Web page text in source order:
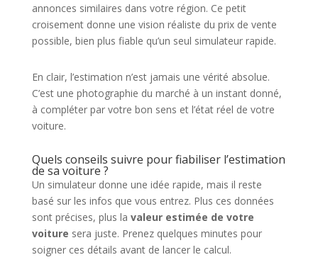
annonces similaires dans votre région. Ce petit
croisement donne une vision réaliste du prix de vente
possible, bien plus fiable qu’un seul simulateur rapide.
En clair, l’estimation n’est jamais une vérité absolue.
C’est une photographie du marché à un instant donné,
à compléter par votre bon sens et l’état réel de votre
voiture.
Quels conseils suivre pour fiabiliser l’estimation
de sa voiture ?
Un simulateur donne une idée rapide, mais il reste
basé sur les infos que vous entrez. Plus ces données
sont précises, plus la valeur estimée de votre
voiture sera juste. Prenez quelques minutes pour
soigner ces détails avant de lancer le calcul.